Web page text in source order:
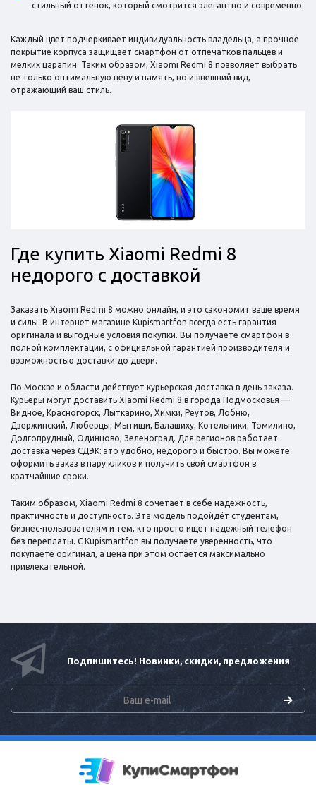
стильный оттенок, который смотрится элегантно и современно.
Каждый цвет подчеркивает индивидуальность владельца, а прочное
покрытие корпуса защищает смартфон от отпечатков пальцев и
мелких царапин. Таким образом, Xiaomi Redmi 8 позволяет выбрать
не только оптимальную цену и память, но и внешний вид,
отражающий ваш стиль.
Где купить Xiaomi Redmi 8
недорого с доставкой
Заказать Xiaomi Redmi 8 можно онлайн, и это сэкономит ваше время
и силы. В интернет магазине Kupismartfon всегда есть гарантия
оригинала и выгодные условия покупки. Вы получаете смартфон в
полной комплектации, с официальной гарантией производителя и
возможностью доставки до двери.
По Москве и области действует курьерская доставка в день заказа.
Курьеры могут доставить Xiaomi Redmi 8 в города Подмосковья —
Видное, Красногорск, Лыткарино, Химки, Реутов, Лобню,
Дзержинский, Люберцы, Мытищи, Балашиху, Котельники, Томилино,
Долгопрудный, Одинцово, Зеленоград. Для регионов работает
доставка через СДЭК: это удобно, недорого и быстро. Вы можете
оформить заказ в пару кликов и получить свой смартфон в
кратчайшие сроки.
Таким образом, Xiaomi Redmi 8 сочетает в себе надежность,
практичность и доступность. Эта модель подойдёт студентам,
бизнес-пользователям и тем, кто просто ищет надежный телефон
без переплаты. С Kupismartfon вы получаете уверенность, что
покупаете оригинал, а цена при этом остается максимально
привлекательной.
Подпишитесь! Новинки, скидки, предложения